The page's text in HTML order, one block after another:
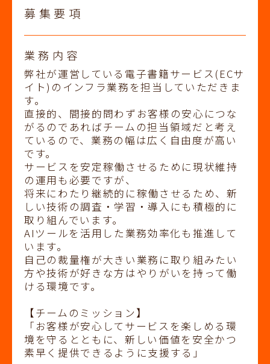
募集要項
業務内容
弊社が運営している電子書籍サービス(ECサ
イト)のインフラ業務を担当していただきま
す。
直接的、間接的問わずお客様の安心につな
がるのであればチームの担当領域だと考え
ているので、業務の幅は広く自由度が高い
です。
サービスを安定稼働させるために現状維持
の運用も必要ですが、
将来にわたり継続的に稼働させるため、新
しい技術の調査・学習・導入にも積極的に
取り組んでいます。
AIツールを活用した業務効率化も推進して
います。
自己の裁量権が大きい業務に取り組みたい
方や技術が好きな方はやりがいを持って働
ける環境です。
【チームのミッション】
「お客様が安心してサービスを楽しめる環
境を守るとともに、新しい価値を安全かつ
素早く提供できるように支援する」